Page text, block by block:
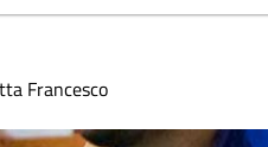
Francesco